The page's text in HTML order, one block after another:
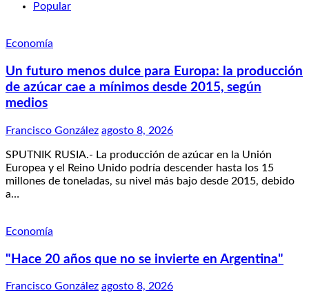
Popular
Economía
Un futuro menos dulce para Europa: la producción
de azúcar cae a mínimos desde 2015, según
medios
Francisco González agosto 8, 2026
SPUTNIK RUSIA.- La producción de azúcar en la Unión
Europea y el Reino Unido podría descender hasta los 15
millones de toneladas, su nivel más bajo desde 2015, debido
a…
Economía
"Hace 20 años que no se invierte en Argentina"
Francisco González agosto 8, 2026